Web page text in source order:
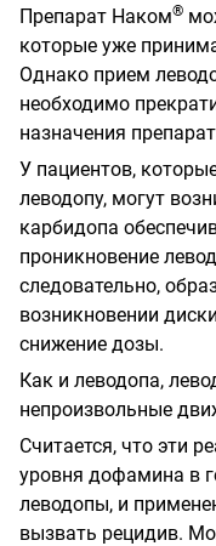
Препарат Наком®
которые уже
Однако прием
необходимо
назначения
У пациентов,
леводопу, могут
карбидопа
проникновение
следовательно,
возникновении
снижение дозы.
Как и леводопа,
непроизвольные
Считается, что эти
уровня дофамина в
леводопы, и
вызвать рецидив.